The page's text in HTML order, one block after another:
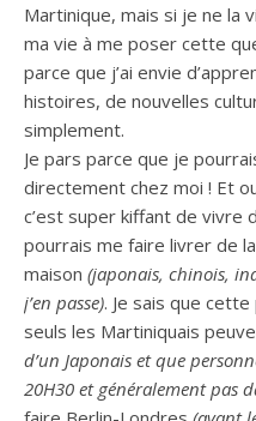
Martinique, mais si je ne la
ma vie à me poser cette
parce que j’ai envie
histoires, de nouvelles
simplement.
Je pars parce que je
directement chez moi ! Et
c’est super kiffant de vivre
pourrais me faire livrer de
maison (japonais, chinois,
j’en passe). Je sais que
seuls les Martiniquais
d’un Japonais et que
20H30 et généralement pas